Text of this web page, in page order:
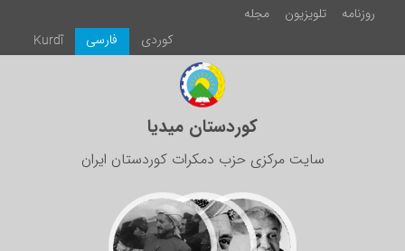
روزنامە تلویزیون
مجلە
Kurdî
فارسی كوردی
کوردستان میدیا
سایت مرکزی حزب دمکرات کوردستان ایران